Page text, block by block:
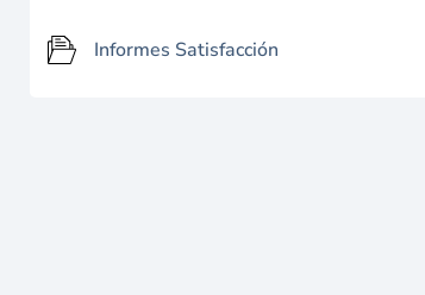
Informes Satisfacción